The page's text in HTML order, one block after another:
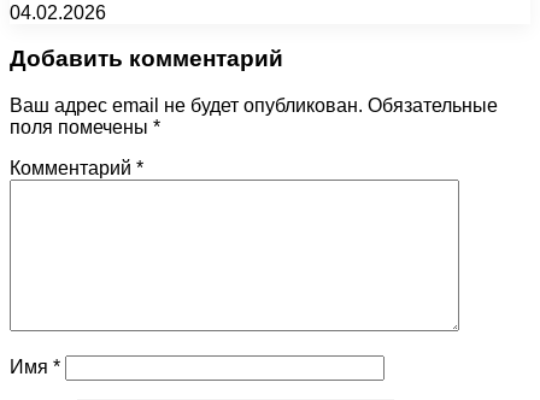
04.02.2026
Добавить комментарий
Ваш адрес email не будет опубликован. Обязательные
поля помечены *
Комментарий *
Имя *